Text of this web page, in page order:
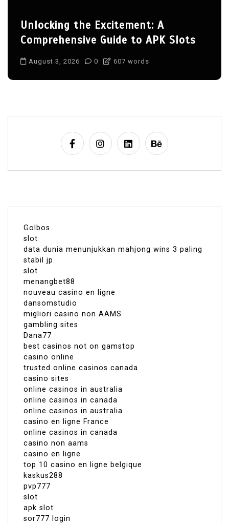
Unlocking the Excitement: A
Comprehensive Guide to APK Slots
August 3, 2026 0 607 words
Golbos
slot
data dunia menunjukkan mahjong wins 3 paling
stabil jp
slot
menangbet88
nouveau casino en ligne
dansomstudio
migliori casino non AAMS
gambling sites
Dana77
best casinos not on gamstop
casino online
trusted online casinos canada
casino sites
online casinos in australia
online casinos in canada
online casinos in australia
casino en ligne France
online casinos in canada
casino non aams
casino en ligne
top 10 casino en ligne belgique
kaskus288
pvp777
slot
apk slot
sor777 login